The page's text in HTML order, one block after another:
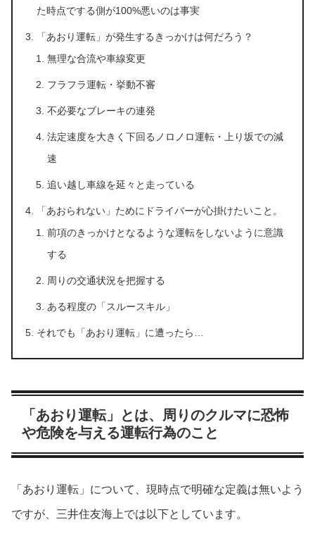
た時点でする側が100%悪いのは事実
「あおり運転」が発生するきっかけは何だろう？
無理な合流や車線変更
フラフラ運転・挙動不審
不必要なブレーキの連発
法定速度を大きく下回るノロノロ運転・上り坂での減
速
追い越し車線を延々と走っている
「あおられない」ためにドライバーが心掛けたいこと。
前項のきっかけとなるような運転をしないように意識
する
周りの交通状況を把握する
ある程度の「スルースキル」
それでも「あおり運転」に遭ったら…
「あおり運転」とは、周りのクルマに恐怖
や危険を与える運転行為のこと
「あおり運転」について、現時点で明確な定義は無いよう
ですが、三井住友海上では以下としています。